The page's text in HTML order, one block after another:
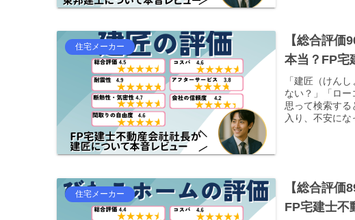
住宅メーカー
【総合評価
本当？FP宅
「建匠（けん
ない？」「ロー
思って検索する
入り、不安にな
住宅メーカー
【総合評価
FP宅建士不